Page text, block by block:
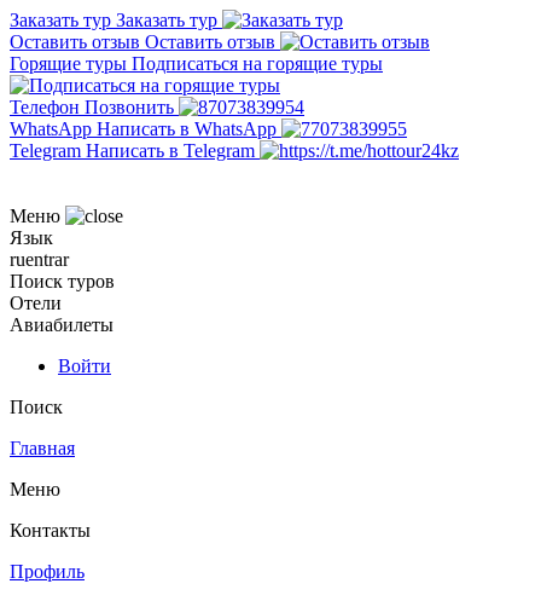
Заказать тур Заказать тур
Оставить отзыв Оставить отзыв
Горящие туры Подписаться на горящие туры
Телефон Позвонить
WhatsApp Написать в WhatsApp
Telegram Написать в Telegram
Меню
Язык
ruentrar
Поиск туров
Отели
Авиабилеты
Войти
Поиск
Главная
Меню
Контакты
Профиль